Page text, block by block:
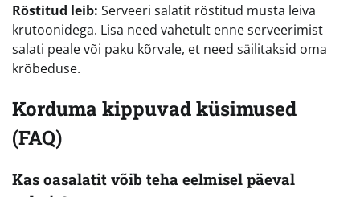
Röstitud leib: Serveeri salatit röstitud musta leiva
krutoonidega. Lisa need vahetult enne serveerimist
salati peale või paku kõrvale, et need säilitaksid oma
krõbeduse.
Korduma kippuvad küsimused
(FAQ)
Kas oasalatit võib teha eelmisel päeval